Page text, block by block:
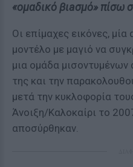
«ομαδικό βιaσμό» πίσω
Οι επίμαχες εικόνες, μία
μοντέλο με μαγιό να
μια ομάδα
της και την
μετά την κυκλοφορία
Άνοιξη/Καλοκαίρι το
αποσύρθηκαν.